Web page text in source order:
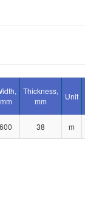
mm
Thickness,
mm
Unit
600 38 m